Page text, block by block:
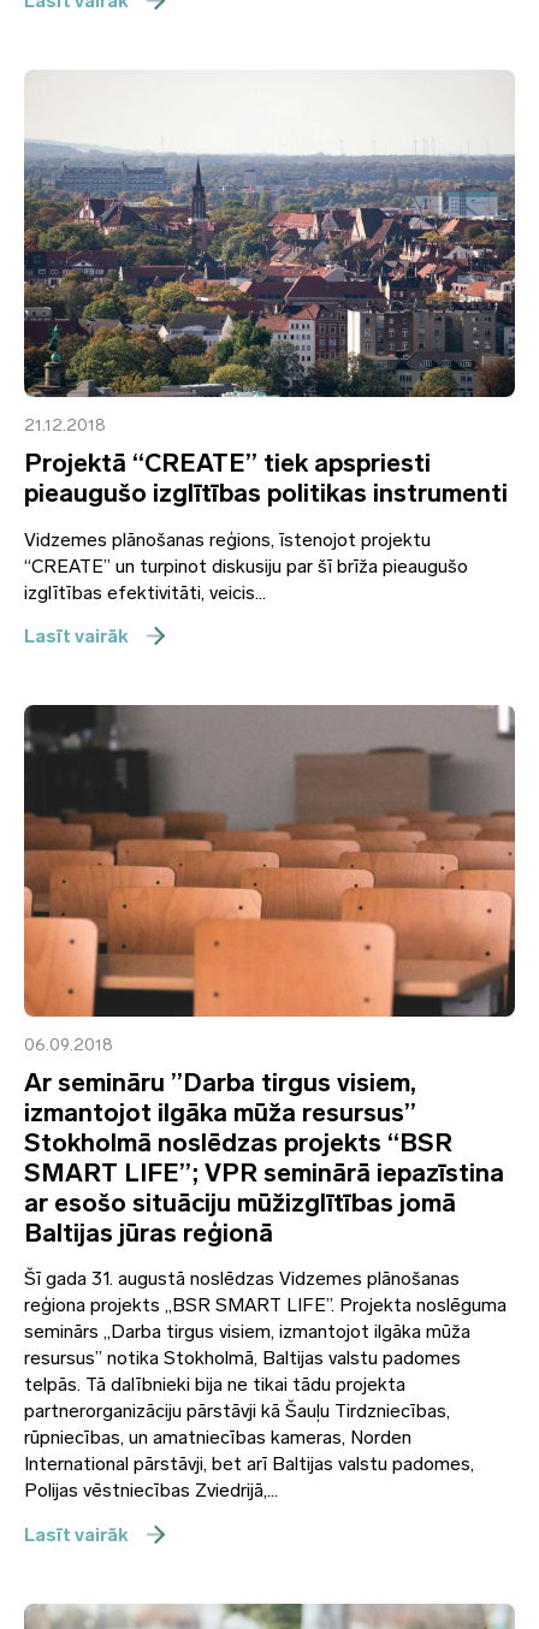
21.12.2018
Projektā “CREATE” tiek apspriesti
pieaugušo izglītības politikas instrumenti
Vidzemes plānošanas reģions, īstenojot projektu
“CREATE” un turpinot diskusiju par šī brīža pieaugušo
izglītības efektivitāti, veicis...
Lasīt vairāk
06.09.2018
Ar semināru ”Darba tirgus visiem,
izmantojot ilgāka mūža resursus”
Stokholmā noslēdzas projekts “BSR
SMART LIFE”; VPR seminārā iepazīstina
ar esošo situāciju mūžizglītības jomā
Baltijas jūras reģionā
Šī gada 31. augustā noslēdzas Vidzemes plānošanas
reģiona projekts „BSR SMART LIFE”. Projekta noslēguma
seminārs „Darba tirgus visiem, izmantojot ilgāka mūža
resursus” notika Stokholmā, Baltijas valstu padomes
telpās. Tā dalībnieki bija ne tikai tādu projekta
partnerorganizāciju pārstāvji kā Šauļu Tirdzniecības,
rūpniecības, un amatniecības kameras, Norden
International pārstāvji, bet arī Baltijas valstu padomes,
Polijas vēstniecības Zviedrijā,...
Lasīt vairāk